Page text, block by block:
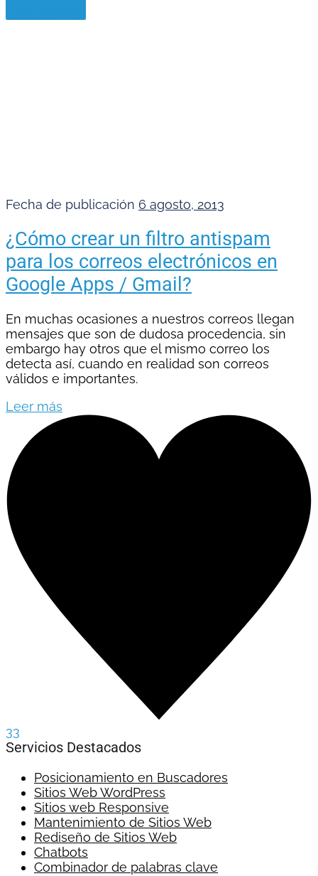
Fecha de publicación 6 agosto, 2013
¿Cómo crear un filtro antispam
para los correos electrónicos en
Google Apps / Gmail?
En muchas ocasiones a nuestros correos llegan
mensajes que son de dudosa procedencia, sin
embargo hay otros que el mismo correo los
detecta así, cuando en realidad son correos
válidos e importantes.
Leer más
33
Servicios Destacados
Posicionamiento en Buscadores
Sitios Web WordPress
Sitios web Responsive
Mantenimiento de Sitios Web
Rediseño de Sitios Web
Chatbots
Combinador de palabras clave